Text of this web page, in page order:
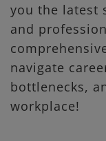
you the latest
and
navigate
bottlenecks,
workplace!